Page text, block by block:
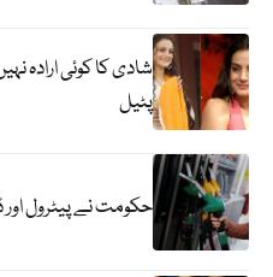
شادی کا کوئی ارادہ
پٹیل
حکومت نے پیٹرول